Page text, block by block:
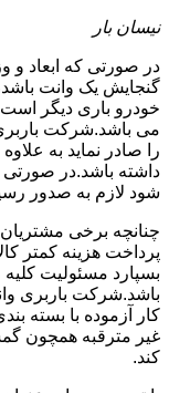
نیسان بار
در صورتی که ابعاد و
گنجایش یک وانت
خودرو باری دیگر است
می باشد.شرکت
را صادر نماید به
داشته باشد.در
شود لازم به صدور
چنانچه برخی
پرداخت هزینه کمتر
بسپارد مسئولیت
باشد.شرکت باربری
کار آزموده با بسته
غیر مترقبه همچون
کند.